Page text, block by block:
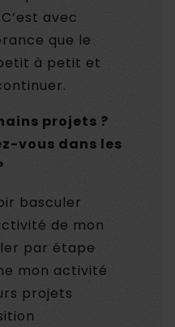
avec
que le
à petit et
projets ?
vous dans les
basculer
de mon
par étape
mon activité
projets